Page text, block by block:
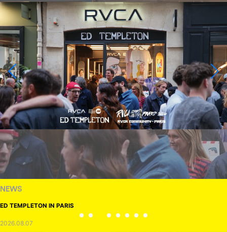
NEWS
ED TEMPLETON IN PARIS
2026.08.07